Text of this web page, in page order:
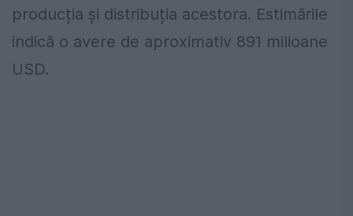
producția și distribuția acestora. Estimările
indică o avere de aproximativ 891 milioane
USD.